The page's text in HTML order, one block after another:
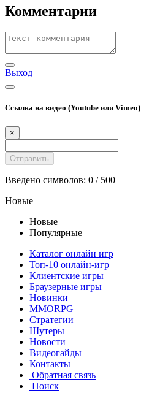
Комментарии
Выход
Ссылка на видео (Youtube или Vimeo)
×
Введено символов: 0 / 500
Новые
Новые
Популярные
Каталог онлайн игр
Топ-10 онлайн-игр
Клиентские игры
Браузерные игры
Новинки
MMORPG
Стратегии
Шутеры
Новости
Видеогайды
Контакты
Обратная связь
Поиск